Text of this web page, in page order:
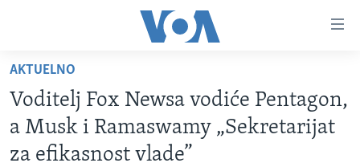
glavni
sadržaj
Pređi
na
glavnu
TV PROGRAM
FOTOGRAFIJE DANA
AKTUELNO
Voditelj Fox Newsa vodiće Pentagon,
a Musk i Ramaswamy „Sekretarijat
za efikasnost vlade”